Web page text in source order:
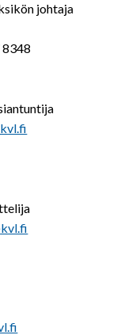
johtaja
8348